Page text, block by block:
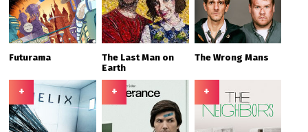
Futurama
The Last Man on
Earth
The Wrong Mans
+ + +